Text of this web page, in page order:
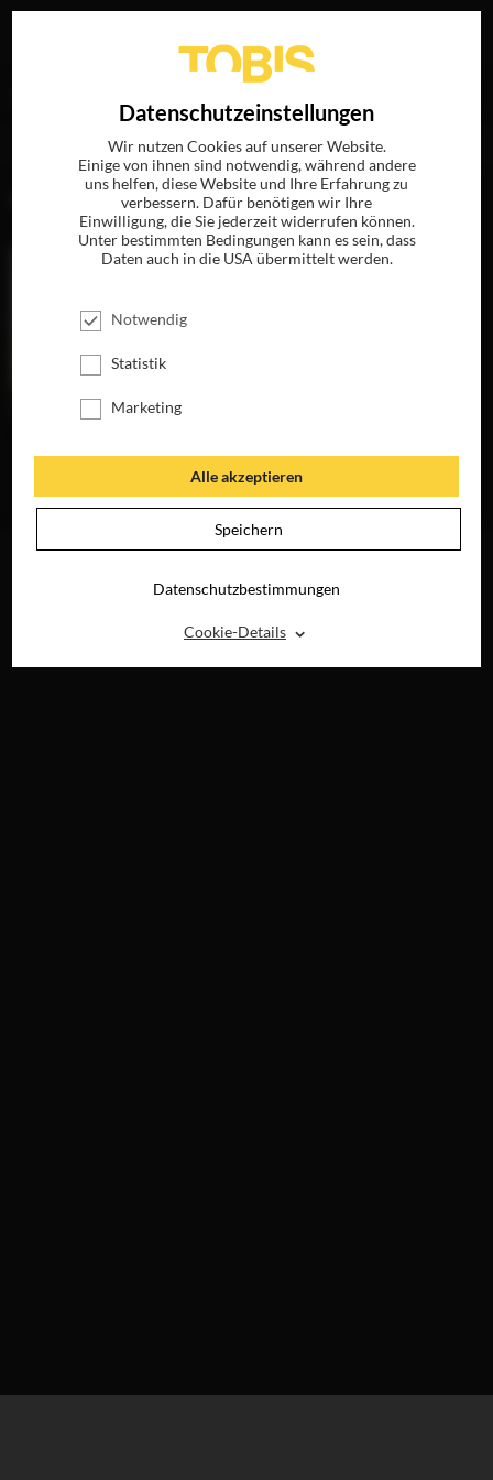
„Sebastien Raybaud“
GREENLAND 2
UHD, BLU-RAY,
GREENLAND
JETZT AUF DVD,
BLU-RAY, 4K UHD
Datenschutzeinstellungen
Wir nutzen Cookies auf unserer Website.
Einige von ihnen sind notwendig, während andere
uns helfen, diese Website und Ihre Erfahrung zu
verbessern. Dafür benötigen wir Ihre
Einwilligung, die Sie jederzeit widerrufen können.
Unter bestimmten Bedingungen kann es sein, dass
Daten auch in die USA übermittelt werden.
Notwendig
Statistik
Marketing
Alle akzeptieren
Speichern
Datenschutzbestimmungen
Cookie-Details ⌃